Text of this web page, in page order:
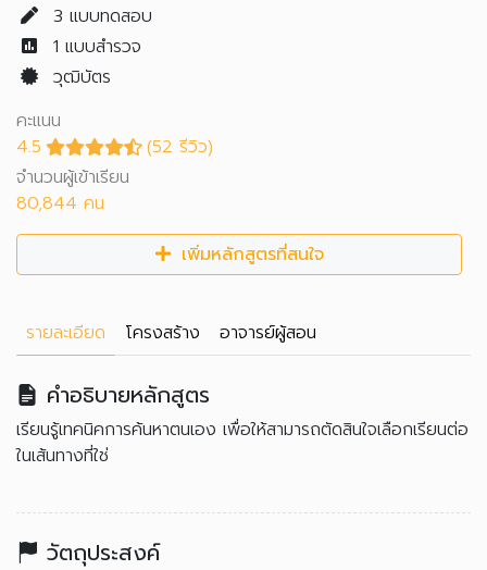
3 แบบทดสอบ
1 แบบสำรวจ
วุฒิบัตร
คะแนน
4.5
(52 รีวิว)
จำนวนผู้เข้าเรียน
80,844 คน
เพิ่มหลักสูตรที่สนใจ
รายละเอียด โครงสร้าง อาจารย์ผู้สอน
คำอธิบายหลักสูตร
เรียนรู้เทคนิคการค้นหาตนเอง เพื่อให้สามารถตัดสินใจเลือกเรียนต่อ
ในเส้นทางที่ใช่
วัตถุประสงค์